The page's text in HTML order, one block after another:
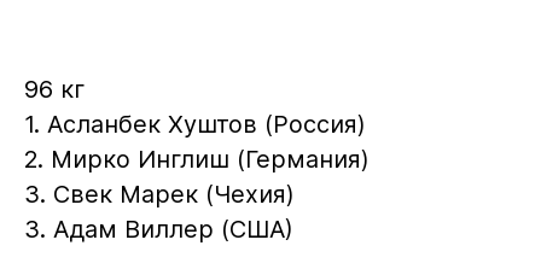
96 кг
1. Асланбек Хуштов (Россия)
2. Мирко Инглиш (Германия)
3. Свек Марек (Чехия)
3. Адам Виллер (США)